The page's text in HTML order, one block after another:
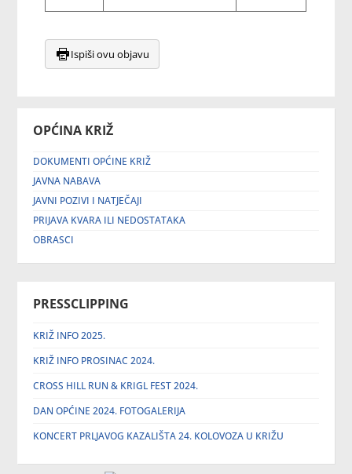
OPĆINA KRIŽ
DOKUMENTI OPĆINE KRIŽ
JAVNA NABAVA
JAVNI POZIVI I NATJEČAJI
PRIJAVA KVARA ILI NEDOSTATAKA
OBRASCI
PRESSCLIPPING
KRIŽ INFO 2025.
KRIŽ INFO PROSINAC 2024.
CROSS HILL RUN & KRIGL FEST 2024.
DAN OPĆINE 2024. FOTOGALERIJA
KONCERT PRLJAVOG KAZALIŠTA 24. KOLOVOZA U KRIŽU
Ispiši ovu objavu